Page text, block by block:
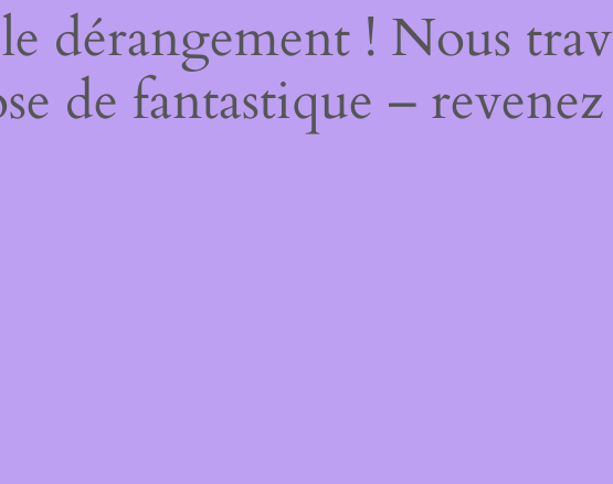
dérangement ! Nous
de fantastique –